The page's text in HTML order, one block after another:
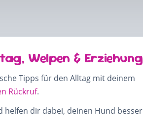
Welpen & Erziehung
Tipps für den Alltag mit deinem
Rückruf.
dir dabei, deinen Hund besser